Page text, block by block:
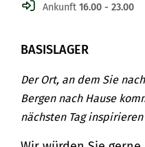
BASISLAGER
Der Ort, an dem Sie
Bergen nach Hause
nächsten Tag inspirieren
Ankunft 16.00 - 23.00